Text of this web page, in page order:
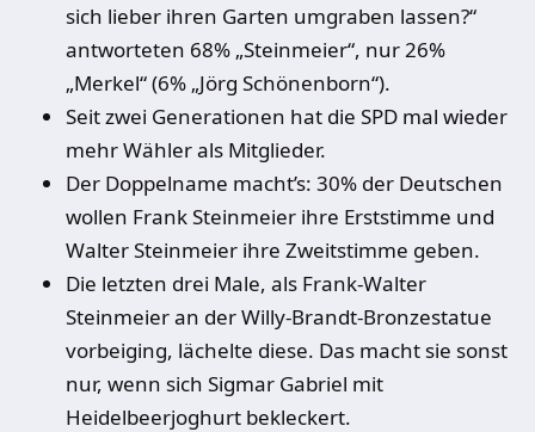
sich lieber ihren Garten umgraben lassen?“
antworteten 68% „Steinmeier“, nur 26%
„Merkel“ (6% „Jörg Schönenborn“).
Seit zwei Generationen hat die SPD mal wieder
mehr Wähler als Mitglieder.
Der Doppelname macht’s: 30% der Deutschen
wollen Frank Steinmeier ihre Erststimme und
Walter Steinmeier ihre Zweitstimme geben.
Die letzten drei Male, als Frank-Walter
Steinmeier an der Willy-Brandt-Bronzestatue
vorbeiging, lächelte diese. Das macht sie sonst
nur, wenn sich Sigmar Gabriel mit
Heidelbeerjoghurt bekleckert.